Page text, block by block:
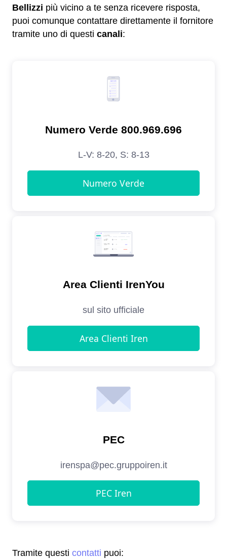
Bellizzi più vicino a te senza ricevere risposta,
puoi comunque contattare direttamente il fornitore
tramite uno di questi canali:
Tramite questi contatti puoi: